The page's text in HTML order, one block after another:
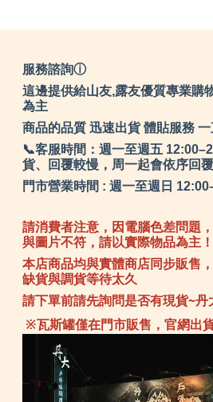
服務諮詢ⓘ
這邊提供給山友,露友優質專業購
為主
商品的品質 迅速出貨 體貼服務
📞客服時間：週一至週五
貨、回覆較慢，周一起會依序回覆
門市營業時間 : 週一至週日
請消費者注意，因電腦色差問題
與圖片不符，請以實際物品為主！
本店商品均與實體商店同步販售
缺貨與調貨等待太久
請下單前請先詢問是否有現貨~丹
※瓦斯罐僅在門市販售，官網出